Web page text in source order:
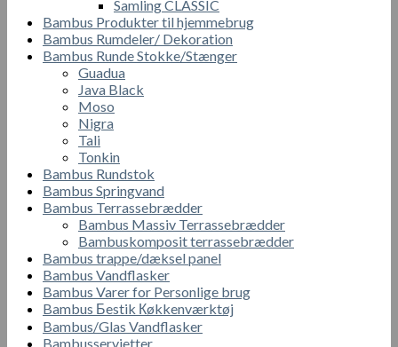
Samling CLASSIC
Bambus Produkter til hjemmebrug
Bambus Rumdeler/ Dekoration
Bambus Runde Stokke/Stænger
Guadua
Java Black
Moso
Nigra
Tali
Tonkin
Bambus Rundstok
Bambus Springvand
Bambus Terrassebrædder
Bambus Massiv Terrassebrædder
Bambuskomposit terrassebrædder
Bambus trappe/dæksel panel
Bambus Vandflasker
Bambus Varer for Personlige brug
Bambus Бestik Кøkkenværktøj
Bambus/Glas Vandflasker
Bambusservietter